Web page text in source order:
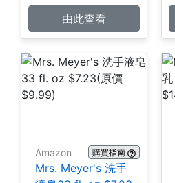
由此查看
Amazon 購買指南
Mrs. Meyer's 洗手